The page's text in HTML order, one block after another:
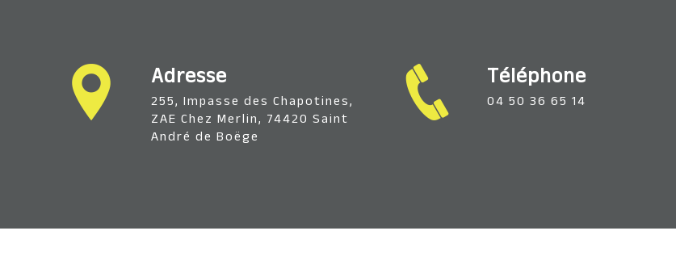
Adresse
255, Impasse des Chapotines,
ZAE Chez Merlin, 74420 Saint
André de Boëge
Téléphone
04 50 36 65 14